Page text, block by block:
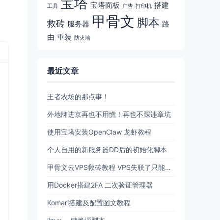
工具 宝塔面板 广告 打印机 搭建
救砖 服务器 甲骨文 脚本 路
由 重装 防火墙
最近文章
王者农场的那点事！
外地牌进京再也不用慌！再也不踩违章坑
使用宝塔安装OpenClaw 龙虾教程
个人自用的新服务器DD后的初始化脚本
甲骨文云VPS救砖教程 VPS失联了只能删机？现在可以原地复活了！
用Docker搭建2FA 二次验证管理器
Komari搭建及配置图文教程